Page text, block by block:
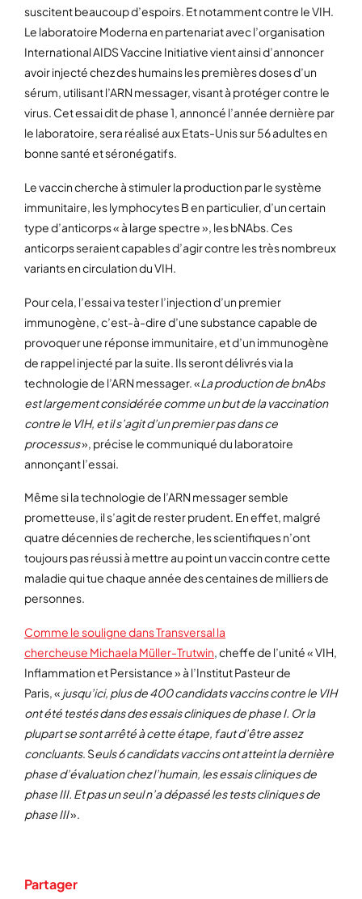
suscitent beaucoup d’espoirs. Et notamment contre le VIH.
Le laboratoire Moderna en partenariat avec l’organisation
International AIDS Vaccine Initiative vient ainsi d’annoncer
avoir injecté chez des humains les premières doses d’un
sérum, utilisant l’ARN messager, visant à protéger contre le
virus. Cet essai dit de phase 1, annoncé l’année dernière par
le laboratoire, sera réalisé aux Etats-Unis sur 56 adultes en
bonne santé et séronégatifs.
Le vaccin cherche à stimuler la production par le système
immunitaire, les lymphocytes B en particulier, d’un certain
type d’anticorps « à large spectre », les bNAbs. Ces
anticorps seraient capables d’agir contre les très nombreux
variants en circulation du VIH.
Pour cela, l’essai va tester l’injection d’un premier
immunogène, c’est-à-dire d’une substance capable de
provoquer une réponse immunitaire, et d’un immunogène
de rappel injecté par la suite. Ils seront délivrés via la
technologie de l’ARN messager. «La production de bnAbs
est largement considérée comme un but de la vaccination
contre le VIH, et il s’agit d’un premier pas dans ce
processus», précise le communiqué du laboratoire
annonçant l’essai.
Même si la technologie de l’ARN messager semble
prometteuse, il s’agit de rester prudent. En effet, malgré
quatre décennies de recherche, les scientifiques n’ont
toujours pas réussi à mettre au point un vaccin contre cette
maladie qui tue chaque année des centaines de milliers de
personnes.
Comme le souligne dans Transversal la
chercheuse Michaela Müller-Trutwin, cheffe de l’unité « VIH,
Inflammation et Persistance » à l’Institut Pasteur de
Paris, « jusqu’ici, plus de 400 candidats vaccins contre le VIH
ont été testés dans des essais cliniques de phase I. Or la
plupart se sont arrêté à cette étape, faut d’être assez
concluants. Seuls 6 candidats vaccins ont atteint la dernière
phase d’évaluation chez l’humain, les essais cliniques de
phase III. Etpas un seul n’a dépassé les tests cliniques de
phase III».
Partager